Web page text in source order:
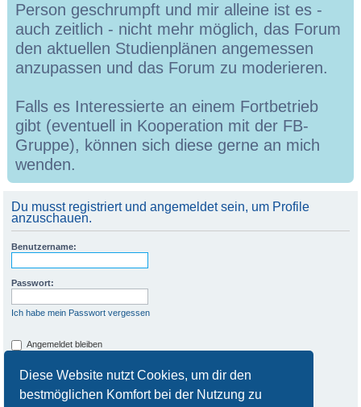
Diese Website nutzt Cookies, um dir den
bestmöglichen Komfort bei der Nutzung zu
Person geschrumpft und mir alleine ist es -
auch zeitlich - nicht mehr möglich, das Forum
den aktuellen Studienplänen angemessen
anzupassen und das Forum zu moderieren.
Falls es Interessierte an einem Fortbetrieb
gibt (eventuell in Kooperation mit der FB-
Gruppe), können sich diese gerne an mich
wenden.
Du musst registriert und angemeldet sein, um Profile
anzuschauen.
Benutzername:
Passwort:
Ich habe mein Passwort vergessen
Angemeldet bleiben